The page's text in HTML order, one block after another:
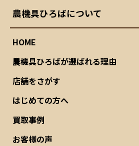
農機具ひろばについて
HOME
農機具ひろばが選ばれる理由
店舗をさがす
はじめての方へ
買取事例
お客様の声